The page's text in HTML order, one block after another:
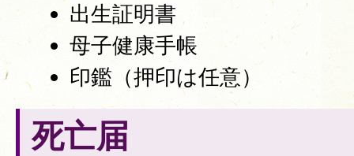
出生証明書
母子健康手帳
印鑑（押印は任意）
死亡届